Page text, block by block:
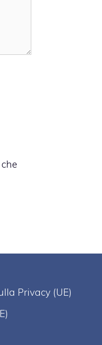
Privacy (UE)